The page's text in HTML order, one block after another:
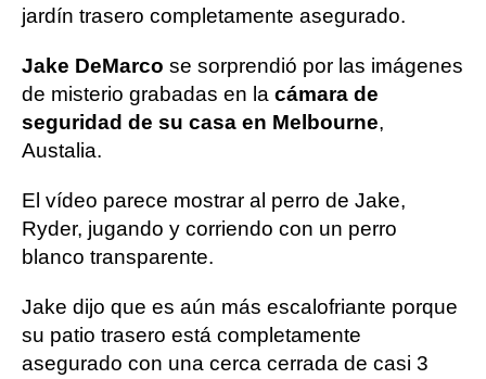
jardín trasero completamente asegurado.
Jake DeMarco se sorprendió por las imágenes
de misterio grabadas en la cámara de
seguridad de su casa en Melbourne,
Austalia.
El vídeo parece mostrar al perro de Jake,
Ryder, jugando y corriendo con un perro
blanco transparente.
Jake dijo que es aún más escalofriante porque
su patio trasero está completamente
asegurado con una cerca cerrada de casi 3